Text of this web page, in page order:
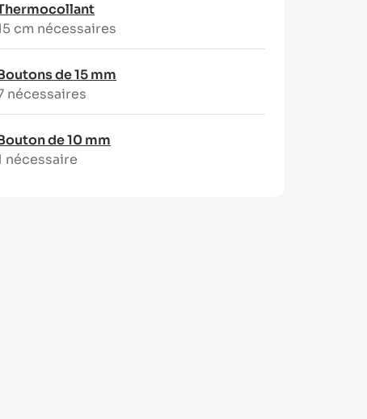
cm nécessaires
de 15 mm
nécessaires
de 10 mm
nécessaire